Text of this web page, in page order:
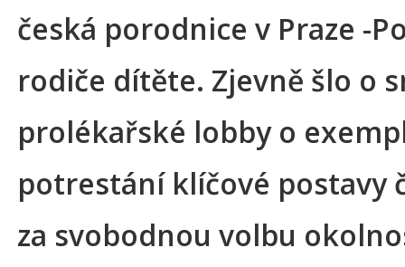
česká porodnice v Praze -
rodiče dítěte. Zjevně šlo o
prolékařské lobby o
potrestání klíčové postavy
za svobodnou volbu